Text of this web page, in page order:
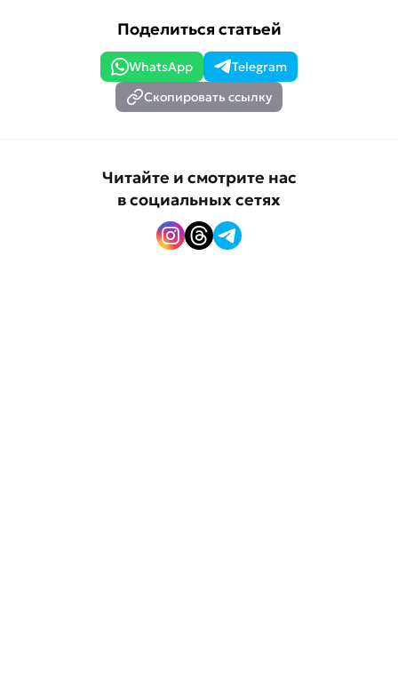
Поделиться статьей
WhatsApp
Telegram
Скопировать ссылку
Читайте и смотрите нас
в социальных сетях